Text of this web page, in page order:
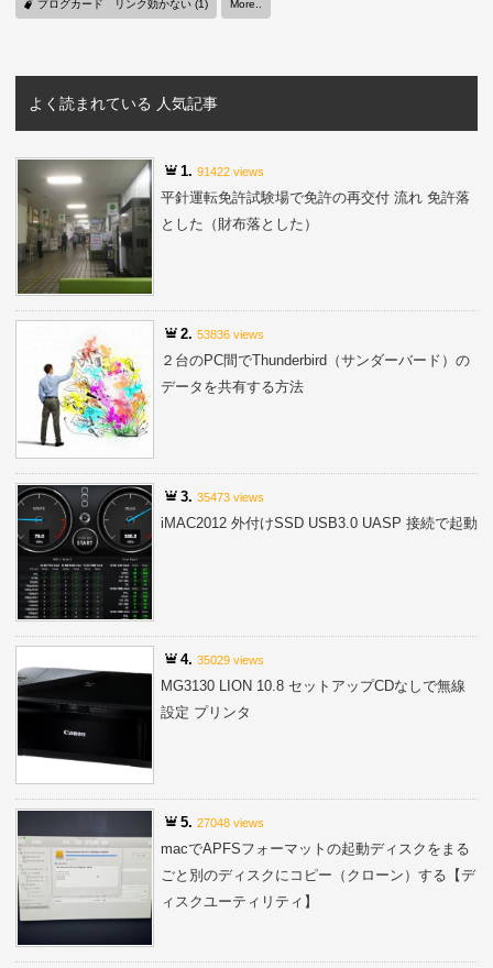
ブログカード リンク効かない (1) More..
よく読まれている 人気記事
1.91422 views
平針運転免許試験場で免許の再交付 流れ 免許落
とした（財布落とした）
2.53836 views
２台のPC間でThunderbird（サンダーバード）の
データを共有する方法
3.35473 views
iMAC2012 外付けSSD USB3.0 UASP 接続で起動
4.35029 views
MG3130 LION 10.8 セットアップCDなしで無線
設定 プリンタ
5.27048 views
macでAPFSフォーマットの起動ディスクをまる
ごと別のディスクにコピー（クローン）する【デ
ィスクユーティリティ】